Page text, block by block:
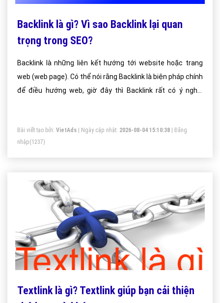
Backlink là gì? Vì sao Backlink lại quan
trọng trong SEO?
Backlink là những liên kết hướng tới website hoặc trang
web (web page). Có thể nói rằng Backlink là biện pháp chính
để điều hướng web, giờ đây thì Backlink rất có ý nghĩa
Bài viết tạo bởi: VietAds | Ngày cập nhật: 2026-08-04 15:10:38
Đăng
nhập(1237)
Textlink là gì? Textlink giúp bạn cải thiện